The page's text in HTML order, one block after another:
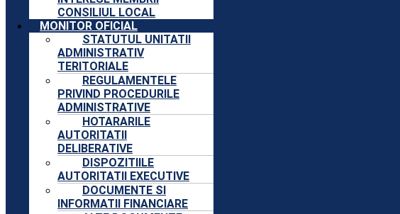
CONSILIUL LOCAL
MONITOR OFICIAL
STATUTUL UNITATII
ADMINISTRATIV
TERITORIALE
REGULAMENTELE
PRIVIND PROCEDURILE
ADMINISTRATIVE
HOTARARILE
AUTORITATII
DELIBERATIVE
DISPOZITIILE
AUTORITATII EXECUTIVE
DOCUMENTE SI
INFORMATII FINANCIARE